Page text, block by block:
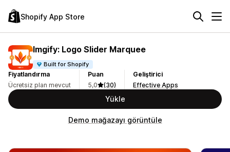
Shopify App Store
Imgify: Logo Slider Marquee
Built for Shopify
Fiyatlandırma
Ücretsiz plan mevcut
Puan
5,0
(30)
Geliştirici
Effective Apps
Yükle
Demo mağazayı görüntüle